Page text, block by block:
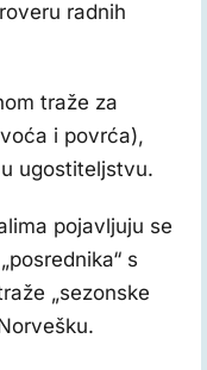
radnih
traže za
i povrća),
ugostiteljstvu.
pojavljuju se
s
„sezonske